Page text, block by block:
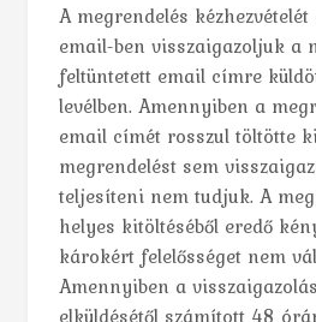
A megrendelés
email-ben visszaigazoljuk a
feltüntetett email címre
levélben. Amennyiben a
email címét rosszul töltötte
megrendelést sem
teljesíteni nem tudjuk. A
helyes kitöltéséből eredő
károkért felelősséget nem
Amennyiben a